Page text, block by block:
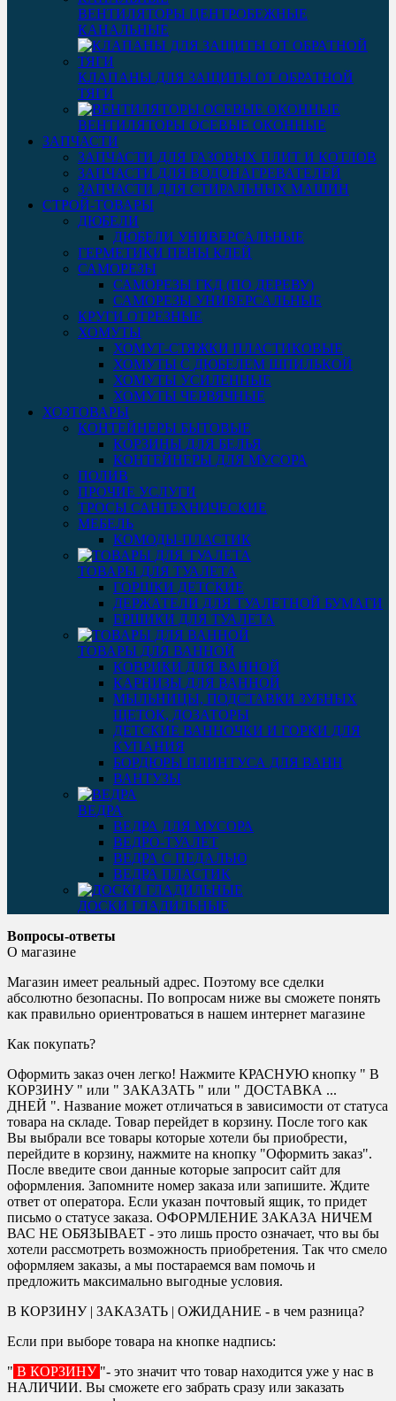
ВЕНТИЛЯТОРЫ ЦЕНТРОБЕЖНЫЕ
КАНАЛЬНЫЕ
КЛАПАНЫ ДЛЯ ЗАЩИТЫ ОТ ОБРАТНОЙ
ТЯГИ
ВЕНТИЛЯТОРЫ ОСЕВЫЕ ОКОННЫЕ
ЗАПЧАСТИ
ЗАПЧАСТИ ДЛЯ ГАЗОВЫХ ПЛИТ И КОТЛОВ
ЗАПЧАСТИ ДЛЯ ВОДОНАГРЕВАТЕЛЕЙ
ЗАПЧАСТИ ДЛЯ СТИРАЛЬНЫХ МАШИН
СТРОЙ-ТОВАРЫ
ДЮБЕЛИ
ДЮБЕЛИ УНИВЕРСАЛЬНЫЕ
ГЕРМЕТИКИ ПЕНЫ КЛЕЙ
САМОРЕЗЫ
САМОРЕЗЫ ГКД (ПО ДЕРЕВУ)
САМОРЕЗЫ УНИВЕРСАЛЬНЫЕ
КРУГИ ОТРЕЗНЫЕ
ХОМУТЫ
ХОМУТ-СТЯЖКИ ПЛАСТИКОВЫЕ
ХОМУТЫ С ДЮБЕЛЕМ ШПИЛЬКОЙ
ХОМУТЫ УСИЛЕННЫЕ
ХОМУТЫ ЧЕРВЯЧНЫЕ
ХОЗТОВАРЫ
КОНТЕЙНЕРЫ БЫТОВЫЕ
КОРЗИНЫ ДЛЯ БЕЛЬЯ
КОНТЕЙНЕРЫ ДЛЯ МУСОРА
ПОЛИВ
ПРОЧИЕ УСЛУГИ
ТРОСЫ САНТЕХНИЧЕСКИЕ
МЕБЕЛЬ
КОМОДЫ-ПЛАСТИК
ТОВАРЫ ДЛЯ ТУАЛЕТА
ГОРШКИ ДЕТСКИЕ
ДЕРЖАТЕЛИ ДЛЯ ТУАЛЕТНОЙ БУМАГИ
ЕРШИКИ ДЛЯ ТУАЛЕТА
ТОВАРЫ ДЛЯ ВАННОЙ
КОВРИКИ ДЛЯ ВАННОЙ
КАРНИЗЫ ДЛЯ ВАННОЙ
МЫЛЬНИЦЫ, ПОДСТАВКИ ЗУБНЫХ
ЩЕТОК, ДОЗАТОРЫ
ДЕТСКИЕ ВАННОЧКИ И ГОРКИ ДЛЯ
КУПАНИЯ
БОРДЮРЫ ПЛИНТУСА ДЛЯ ВАНН
ВАНТУЗЫ
ВЕДРА
ВЕДРА ДЛЯ МУСОРА
ВЕДРО-ТУАЛЕТ
ВЕДРА С ПЕДАЛЬЮ
ВЕДРА ПЛАСТИК
ДОСКИ ГЛАДИЛЬНЫЕ
Вопросы-ответы
О магазине
Магазин имеет реальный адрес. Поэтому все сделки
абсолютно безопасны. По вопросам ниже вы сможете понять
как правильно ориентроваться в нашем интернет магазине
Как покупать?
Оформить заказ очен легко! Нажмите КРАСНУЮ кнопку " В
КОРЗИНУ " или " ЗАКАЗАТЬ " или " ДОСТАВКА ...
ДНЕЙ ". Название может отличаться в зависимости от статуса
товара на складе. Товар перейдет в корзину. После того как
Вы выбрали все товары которые хотели бы приобрести,
перейдите в корзину, нажмите на кнопку "Оформить заказ".
После введите свои данные которые запросит сайт для
оформления. Запомните номер заказа или запишите. Ждите
ответ от оператора. Если указан почтовый ящик, то придет
письмо о статусе заказа. ОФОРМЛЕНИЕ ЗАКАЗА НИЧЕМ
ВАС НЕ ОБЯЗЫВАЕТ - это лишь просто означает, что вы бы
хотели рассмотреть возможность приобретения. Так что смело
оформляем заказы, а мы постараемся вам помочь и
предложить максимально выгодные условия.
В КОРЗИНУ | ЗАКАЗАТЬ | ОЖИДАНИЕ - в чем разница?
Если при выборе товара на кнопке надпись:
" В КОРЗИНУ "- это значит что товар находится уже у нас в
НАЛИЧИИ. Вы сможете его забрать сразу или заказать